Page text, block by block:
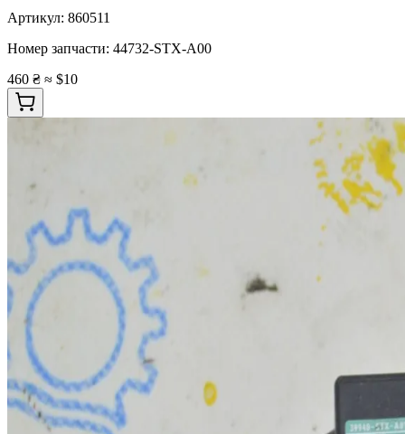
Артикул: 860511
Номер запчасти: 44732-STX-A00
460 ₴ ≈ $10